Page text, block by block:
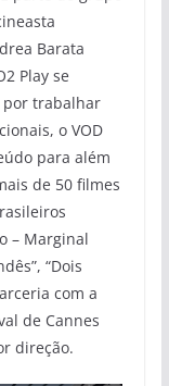
Barata
Play se
trabalhar
o VOD
para além
de 50 filmes
– Marginal
“Dois
com a
de Cannes
direção.